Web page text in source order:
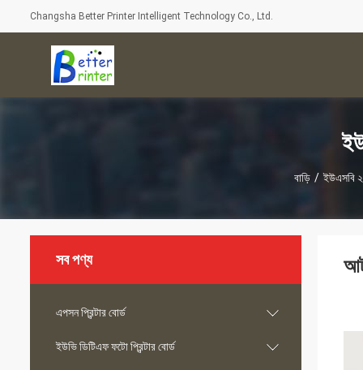
Changsha Better Printer Intelligent Technology Co., Ltd.
বাড়ি / ইউএসবি
সব পণ্য
এপসন প্রিন্টার বোর্ড
ইউভি ডিটিএফ ফটো প্রিন্টার বোর্ড